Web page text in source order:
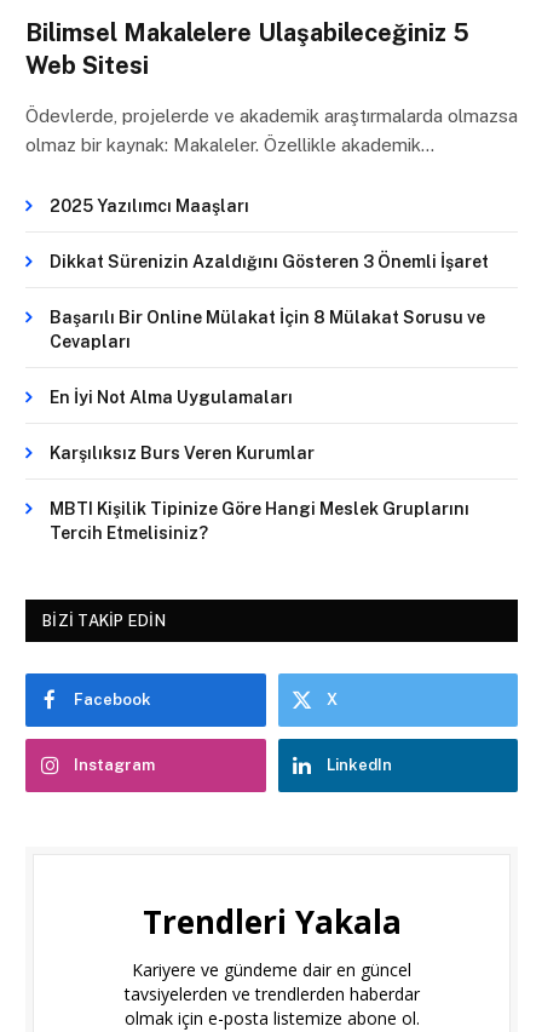
Bilimsel Makalelere Ulaşabileceğiniz 5
Web Sitesi
Ödevlerde, projelerde ve akademik araştırmalarda olmazsa
olmaz bir kaynak: Makaleler. Özellikle akademik…
2025 Yazılımcı Maaşları
Dikkat Sürenizin Azaldığını Gösteren 3 Önemli İşaret
Başarılı Bir Online Mülakat İçin 8 Mülakat Sorusu ve
Cevapları
En İyi Not Alma Uygulamaları
Karşılıksız Burs Veren Kurumlar
MBTI Kişilik Tipinize Göre Hangi Meslek Gruplarını
Tercih Etmelisiniz?
BIZI TAKIP EDIN
Facebook X
Instagram LinkedIn
Trendleri Yakala
Kariyere ve gündeme dair en güncel
tavsiyelerden ve trendlerden haberdar
olmak için e-posta listemize abone ol.